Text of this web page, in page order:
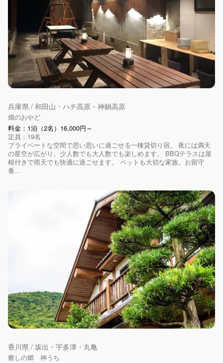
兵庫県 / 和田山・ハチ高原・神鍋高原
畑のおやど
料金：1泊（2名）16,000円～
定員：19名
プライベートな空間で思い思いに過ごせる一棟貸切り宿。 夜には満天
の星空が広がり、少人数でも大人数でも楽しめます。 BBQテラスは屋
根付きで雨天でも快適に過ごせます。 ペットも大切な家族。お留守
番...
香川県 / 坂出・宇多津・丸亀
癒しの郷 神うち